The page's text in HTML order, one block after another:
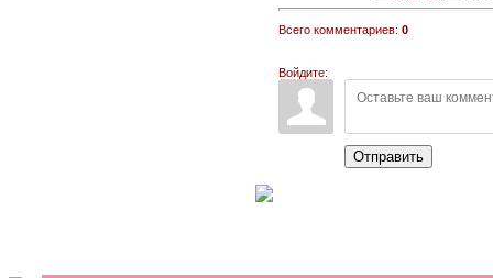
Всего комментариев: 0
Войдите:
Отправить